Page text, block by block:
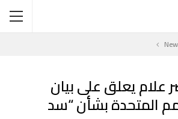
علام يعلق على بيان
المتحدة بشأن “سد